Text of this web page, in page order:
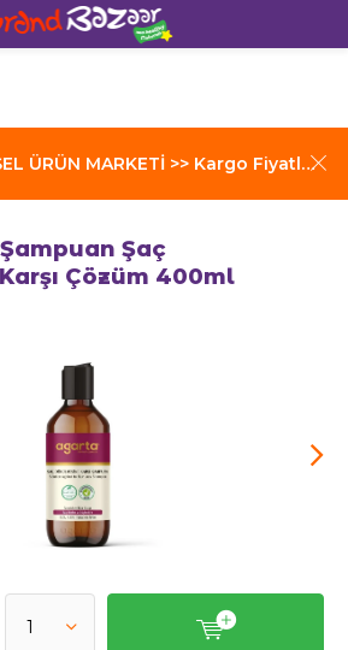
MARKETİ >> Kargo Fiyatları İçin Tıklayınız
Aynı Gün Kargo
Şaç
Çözüm 400ml